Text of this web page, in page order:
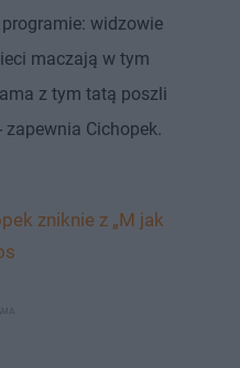
programie: widzowie
maczają w tym
z tym tatą poszli
zapewnia Cichopek.
zniknie z „M jak